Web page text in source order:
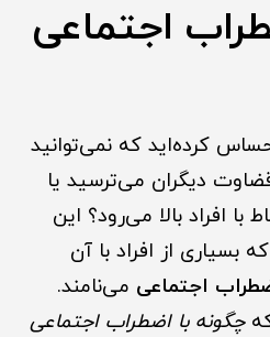
اجتماعی
کرده‌اید که نمی‌توانید
دیگران می‌ترسید یا
با افراد بالا می‌رود؟ این
از افراد با آن
اجتماعی می‌نامند.
چگونه با اضطراب اجتماعی